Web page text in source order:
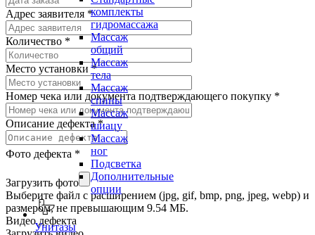
комплекты
гидромассажа
Массаж
общий
Массаж
тела
Массаж
спины
Массаж
шиацу
Массаж
ног
Подсветка
Дополнительные
опции
Унитазы
Адрес заявителя *
Количество *
Место установки*
Номер чека или документа подтверждающего покупку *
Описание дефекта*
Фото дефекта *
Загрузить фото
Выберите файл с расширением (jpg, gif, bmp, png, jpeg, webp) и
размером, не превышающим 9.54 МБ.
Видео дефекта